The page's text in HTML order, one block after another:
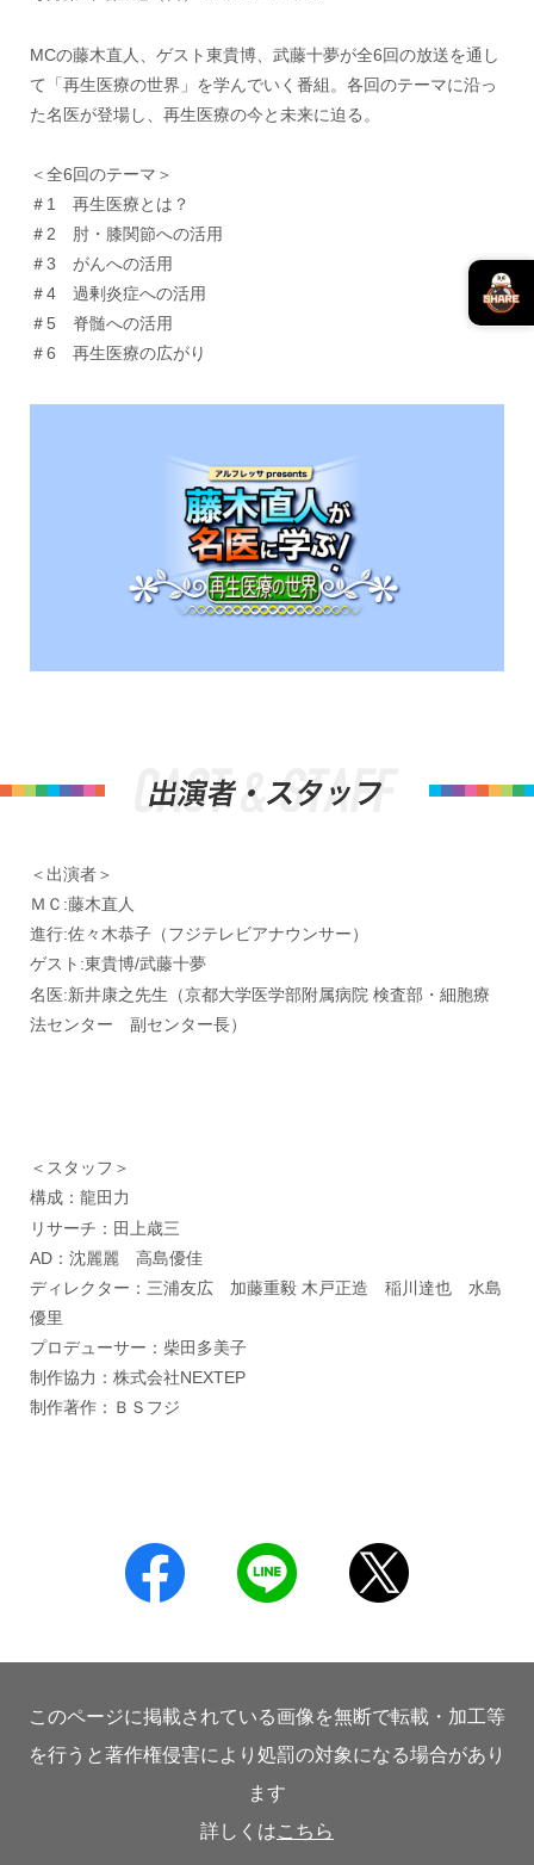
MCの藤木直人、ゲスト東貴博、武藤十夢が全6回の放送を通し
て「再生医療の世界」を学んでいく番組。各回のテーマに沿っ
た名医が登場し、再生医療の今と未来に迫る。
＜全6回のテーマ＞
＃1 再生医療とは？
＃2 肘・膝関節への活用
＃3 がんへの活用
＃4 過剰炎症への活用
＃5 脊髄への活用
＃6 再生医療の広がり
＜出演者＞
ＭＣ:藤木直人
進行:佐々木恭子（フジテレビアナウンサー）
ゲスト:東貴博/武藤十夢
名医:新井康之先生（京都大学医学部附属病院 検査部・細胞療
法センター 副センター長）
＜スタッフ＞
構成：龍田力
リサーチ：田上歳三
AD：沈麗麗 高島優佳
ディレクター：三浦友広 加藤重毅 木戸正造 稲川達也 水島
優里
プロデューサー：柴田多美子
制作協力：株式会社NEXTEP
制作著作：ＢＳフジ
このページに掲載されている画像を無断で転載・加工等
を行うと著作権侵害により処罰の対象になる場合があり
ます
詳しくはこちら